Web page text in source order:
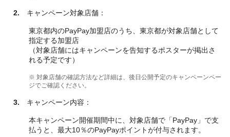
2. キャンペーン対象店舗：
東京都内のPayPay加盟店のうち、東京都が対象店舗として
指定する加盟店
（対象店舗にはキャンペーンを告知するポスターが掲出さ
れる予定です）
※ 対象店舗の確認方法など詳細は、後日公開予定のキャンペーンペー
ジでご確認ください。
3. キャンペーン内容：
本キャンペーン開催期間中に、対象店舗で「PayPay」で支
払うと、最大10％のPayPayポイントが付与されます。